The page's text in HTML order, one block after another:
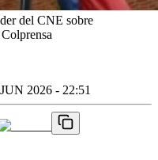
del CNE sobre
2026 - 22:51